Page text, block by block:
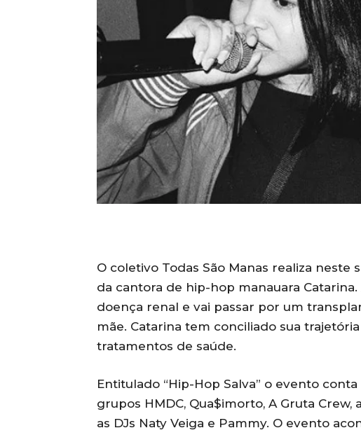
O coletivo Todas São Manas realiza neste
da cantora de hip-hop manauara
doença renal e vai passar por um
mãe. Catarina tem conciliado sua
tratamentos de saúde.
Entitulado “Hip-Hop Salva” o evento
grupos HMDC, Qua$imorto, A Gruta
as DJs Naty Veiga e Pammy. O evento